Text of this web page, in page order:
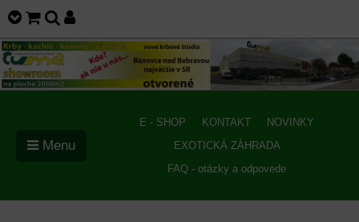
E - SHOP KONTAKT
NOVINKY
EXOTICKÁ ZÁHRADA
FAQ - otázky a odpovede
Menu